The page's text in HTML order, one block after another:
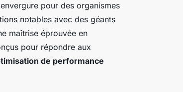
pour des organismes
notables avec des géants
maîtrise éprouvée en
pour répondre aux
de performance